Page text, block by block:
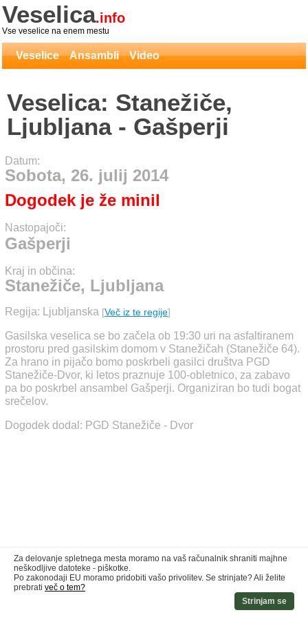
Veselica.info
Vse veselice na enem mestu
Veselice Ansambli Video
Veselica: Stanežiče,
Ljubljana - Gašperji
Datum:
Sobota, 26. julij 2014
Dogodek je že minil
Nastopajoči:
Gašperji
Kraj in občina:
Stanežiče, Ljubljana
Regija: Ljubljanska [Več iz te regije]
Gasilska veselica se bo začela ob 19:30 uri na asfaltiranem
prostoru pred gasilskim domom v Stanežičah (Stanežiče 64).
Za hrano in pijačo bomo poskrbeli gasilci društva PGD
Stanežiče-Dvor, ki letos praznuje 100-obletnico, za zabavo
pa bo poskrbel ansambel Gašperji. Organiziran bo tudi bogat
srečelov.
Dogodek dodal: PGD Stanežiče - Dvor
Za delovanje spletnega mesta moramo na vaš računalnik shraniti majhne
neškodljive datoteke - piškotke.
Po zakonodaji EU moramo pridobiti vašo privolitev. Se strinjate? Ali želite
prebrati več o tem?
Strinjam se